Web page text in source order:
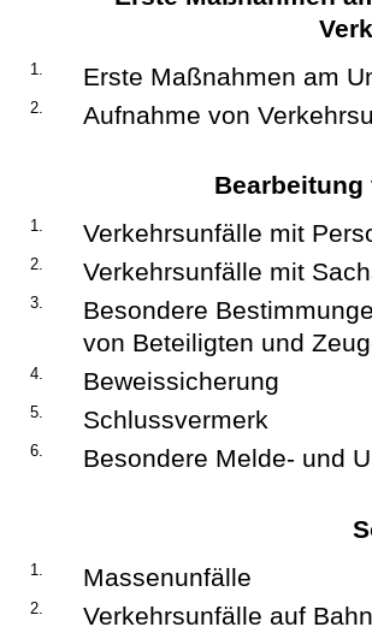
1. Erste Maßnahmen am
2. Aufnahme von
1. Verkehrsunfälle mit
2. Verkehrsunfälle mit
3.
Besondere
von Beteiligten und
4. Beweissicherung
5. Schlussvermerk
6. Besondere Melde- und
1. Massenunfälle
2.
Verkehrsunfälle auf